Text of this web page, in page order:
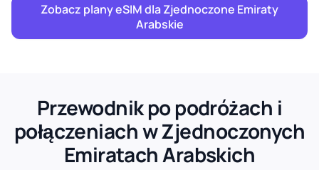
Zobacz plany eSIM dla Zjednoczone Emiraty
Arabskie
Przewodnik po podróżach i
połączeniach w Zjednoczonych
Emiratach Arabskich